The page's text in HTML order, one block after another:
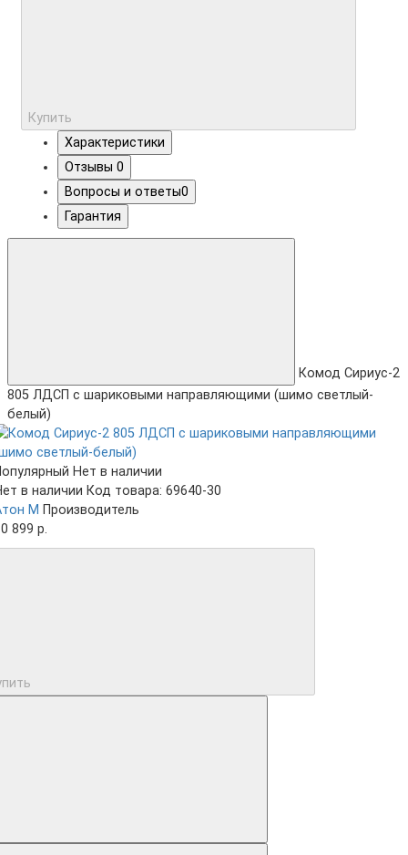
Купить
Характеристики
Отзывы 0
Вопросы и ответы0
Гарантия
Комод Сириус-2
805 ЛДСП с шариковыми направляющими (шимо светлый-
белый)
Нет в наличии
в наличии Код товара: 69640-30
М Производитель
899 р.